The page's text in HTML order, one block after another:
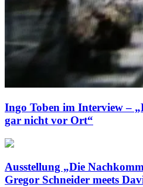
Ingo Toben im Interview –
gar nicht vor Ort“
Ausstellung „Die
Gregor Schneider meets